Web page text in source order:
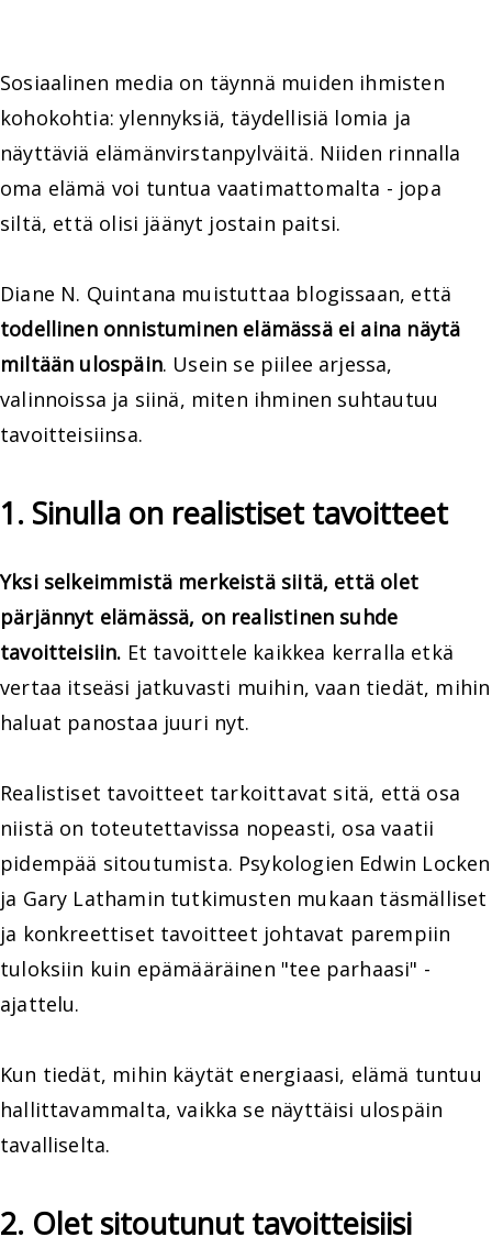
Sosiaalinen media on täynnä muiden ihmisten
kohokohtia: ylennyksiä, täydellisiä lomia ja
näyttäviä elämänvirstanpylväitä. Niiden rinnalla
oma elämä voi tuntua vaatimattomalta - jopa
siltä, että olisi jäänyt jostain paitsi.
Diane N. Quintana muistuttaa blogissaan, että
todellinen onnistuminen elämässä ei aina näytä
miltään ulospäin. Usein se piilee arjessa,
valinnoissa ja siinä, miten ihminen suhtautuu
tavoitteisiinsa.
1. Sinulla on realistiset tavoitteet
Yksi selkeimmistä merkeistä siitä, että olet
pärjännyt elämässä, on realistinen suhde
tavoitteisiin. Et tavoittele kaikkea kerralla etkä
vertaa itseäsi jatkuvasti muihin, vaan tiedät, mihin
haluat panostaa juuri nyt.
Realistiset tavoitteet tarkoittavat sitä, että osa
niistä on toteutettavissa nopeasti, osa vaatii
pidempää sitoutumista. Psykologien Edwin Locken
ja Gary Lathamin tutkimusten mukaan täsmälliset
ja konkreettiset tavoitteet johtavat parempiin
tuloksiin kuin epämääräinen "tee parhaasi" -
ajattelu.
Kun tiedät, mihin käytät energiaasi, elämä tuntuu
hallittavammalta, vaikka se näyttäisi ulospäin
tavalliselta.
2. Olet sitoutunut tavoitteisiisi